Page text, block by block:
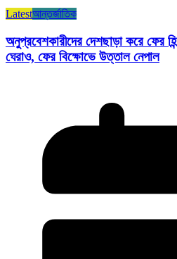
Latestআন্তর্জাতিক
অনুপ্রবেশকারীদের দেশছাড়া করে ফের
ঘেরাও, ফের বিক্ষোভে উত্তাল নেপাল